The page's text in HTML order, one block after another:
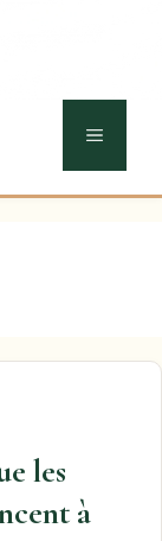
MENU
les
à